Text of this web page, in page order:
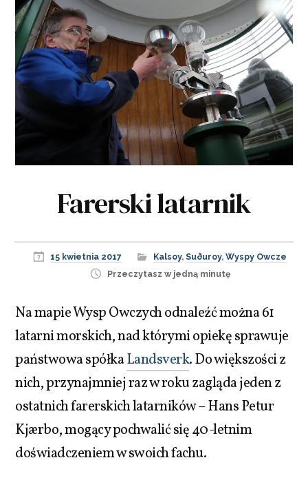
Farerski latarnik
15 kwietnia 2017 Kalsoy, Suðuroy, Wyspy Owcze
Przeczytasz w jedną minutę
Na mapie Wysp Owczych odnaleźć można 61
latarni morskich, nad którymi opiekę sprawuje
państwowa spółkaLandsverk. Do większości z
nich, przynajmniej raz w roku zagląda jeden z
ostatnich farerskich latarników – Hans Petur
Kjærbo, mogący pochwalić się 40-letnim
doświadczeniem w swoich fachu.